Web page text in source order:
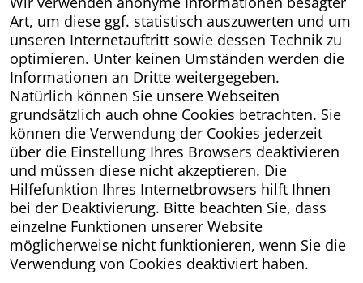
Art, um diese ggf. statistisch auszuwerten und um
unseren Internetauftritt sowie dessen Technik zu
optimieren. Unter keinen Umständen werden die
Informationen an Dritte weitergegeben.
Natürlich können Sie unsere Webseiten
grundsätzlich auch ohne Cookies betrachten. Sie
können die Verwendung der Cookies jederzeit
über die Einstellung Ihres Browsers deaktivieren
und müssen diese nicht akzeptieren. Die
Hilfefunktion Ihres Internetbrowsers hilft Ihnen
bei der Deaktivierung. Bitte beachten Sie, dass
einzelne Funktionen unserer Website
möglicherweise nicht funktionieren, wenn Sie die
Verwendung von Cookies deaktiviert haben.